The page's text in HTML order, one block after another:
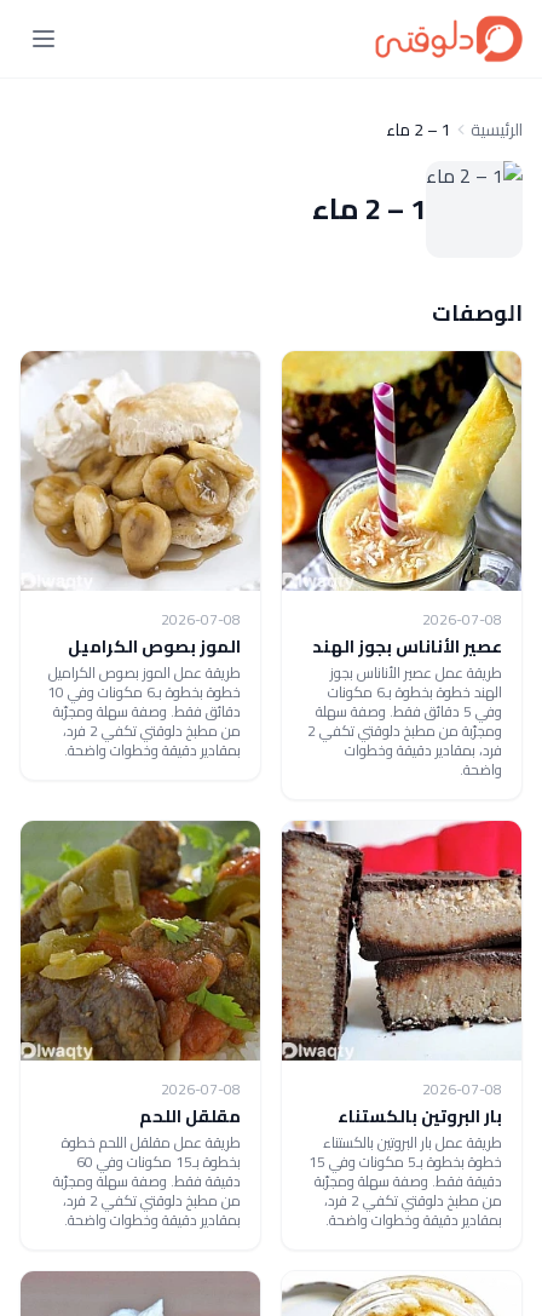
الرئيسية 1 – 2 ماء
1 – 2 ماء
الوصفات
2026-07-08
عصير الأناناس بجوز الهند
طريقة عمل عصير الأناناس بجوز
الهند خطوة بخطوة بـ6 مكونات
وفي 5 دقائق فقط. وصفة سهلة
ومجرّبة من مطبخ دلوقتي تكفي 2
فرد، بمقادير دقيقة وخطوات
واضحة.
2026-07-08
الموز بصوص الكراميل
طريقة عمل الموز بصوص الكراميل
خطوة بخطوة بـ6 مكونات وفي 10
دقائق فقط. وصفة سهلة ومجرّبة
من مطبخ دلوقتي تكفي 2 فرد،
بمقادير دقيقة وخطوات واضحة.
2026-07-08
بار البروتين بالكستناء
طريقة عمل بار البروتين بالكستناء
خطوة بخطوة بـ5 مكونات وفي 15
دقيقة فقط. وصفة سهلة ومجرّبة
من مطبخ دلوقتي تكفي 2 فرد،
بمقادير دقيقة وخطوات واضحة.
2026-07-08
مقلقل اللحم
طريقة عمل مقلقل اللحم خطوة
بخطوة بـ15 مكونات وفي 60
دقيقة فقط. وصفة سهلة ومجرّبة
من مطبخ دلوقتي تكفي 2 فرد،
بمقادير دقيقة وخطوات واضحة.